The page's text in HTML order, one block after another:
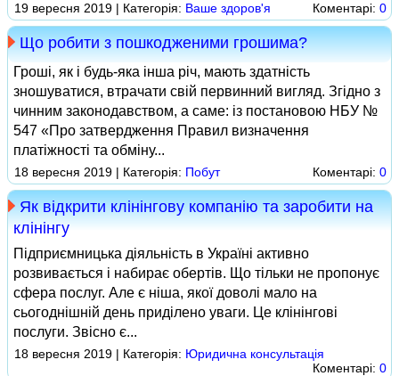
19 вересня 2019 | Категорія: Ваше здоров'я Коментарі: 0
Що робити з пошкодженими грошима?
Гроші, як і будь-яка інша річ, мають здатність
зношуватися, втрачати свій первинний вигляд. Згідно з
чинним законодавством, а саме: із постановою НБУ №
547 «Про затвердження Правил визначення
платіжності та обміну...
18 вересня 2019 | Категорія: Побут Коментарі: 0
Як відкрити клінінгову компанію та заробити на
клінінгу
Підприємницька діяльність в Україні активно
розвивається і набирає обертів. Що тільки не пропонує
сфера послуг. Але є ніша, якої доволі мало на
сьогоднішній день приділено уваги. Це клінінгові
послуги. Звісно є...
18 вересня 2019 | Категорія: Юридична консультація
Коментарі: 0